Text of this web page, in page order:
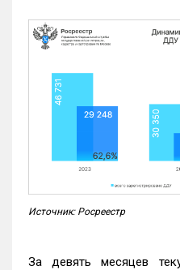
Источник: Росреестр
За девять месяцев